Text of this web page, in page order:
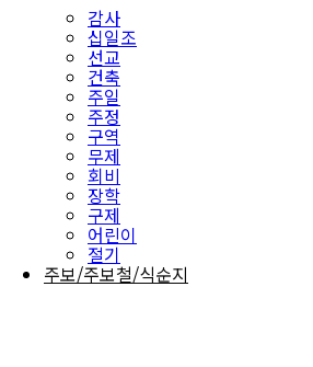
감사
십일조
선교
건축
주일
주정
구역
무제
회비
장학
구제
어린이
절기
주보/주보철/식순지